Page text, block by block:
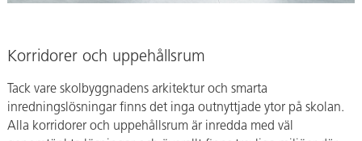
Korridorer och uppehållsrum
Tack vare skolbyggnadens arkitektur och smarta
inredningslösningar finns det inga outnyttjade ytor på skolan.
Alla korridorer och uppehållsrum är inredda med väl